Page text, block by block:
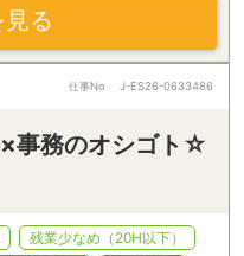
る
仕事No J-ES26-0633486
×事務のオシゴト☆
残業少なめ（20H以下）